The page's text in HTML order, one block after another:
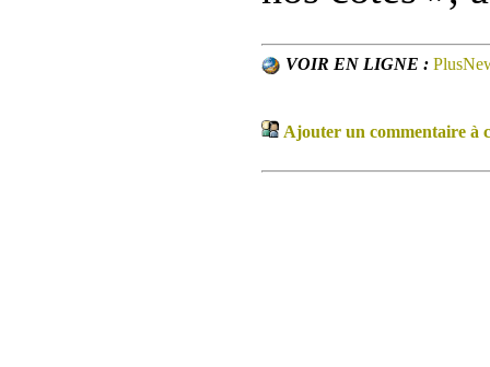
VOIR EN LIGNE :
Ajouter un commentaire à